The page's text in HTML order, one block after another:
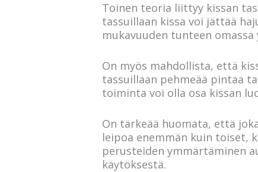
Toinen teoria liittyy kissan
tassuillaan kissa voi jättää
mukavuuden tunteen
On myös mahdollista, että
tassuillaan pehmeää pintaa
toiminta voi olla osa kissan
On tärkeää huomata, että
leipoa enemmän kuin toiset,
perusteiden ymmärtäminen
käytöksestä.